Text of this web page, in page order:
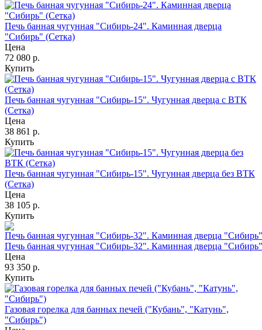
Печь банная чугунная "Сибирь-24". Каминная дверца
"Сибирь" (Сетка)
Цена
72 080 р.
Купить
Печь банная чугунная "Сибирь-15". Чугунная дверца с ВТК
(Сетка)
Цена
38 861 р.
Купить
Печь банная чугунная "Сибирь-15". Чугунная дверца без ВТК
(Сетка)
Цена
38 105 р.
Купить
Печь банная чугунная "Сибирь-32". Каминная дверца
Цена
93 350 р.
Купить
Газовая горелка для банных печей ("Кубань", "Катунь",
"Сибирь")